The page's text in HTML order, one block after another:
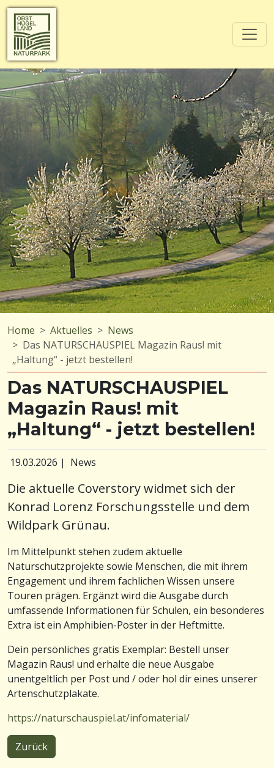
Home Aktuelles
News
Das NATURSCHAUSPIEL Magazin Raus! mit
„Haltung“ - jetzt bestellen!
Das NATURSCHAUSPIEL
Magazin Raus! mit
„Haltung“ - jetzt bestellen!
19.03.2026 | News
Die aktuelle Coverstory widmet sich der
Konrad Lorenz Forschungsstelle und dem
Wildpark Grünau.
Im Mittelpunkt stehen zudem aktuelle
Naturschutzprojekte sowie Menschen, die mit ihrem
Engagement und ihrem fachlichen Wissen unsere
Touren prägen. Ergänzt wird die Ausgabe durch
umfassende Informationen für Schulen, ein besonderes
Extra ist ein Amphibien-Poster in der Heftmitte.
Dein persönliches gratis Exemplar: Bestell unser
Magazin Raus! und erhalte die neue Ausgabe
unentgeltlich per Post und / oder hol dir eines unserer
Artenschutzplakate.
https://naturschauspiel.at/infomaterial/
Zurück